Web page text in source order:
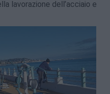
lavorazione dell’acciaio e